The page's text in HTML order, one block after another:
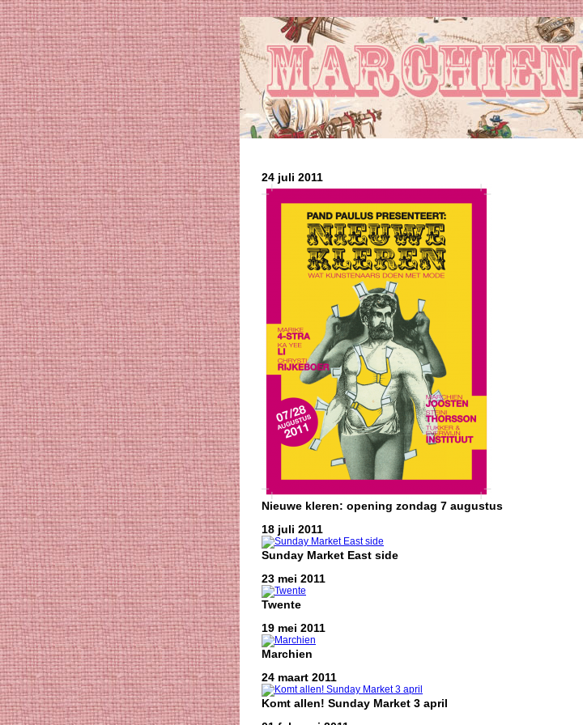
24 juli 2011
Nieuwe kleren: opening zondag 7 augustus
18 juli 2011
Sunday Market East side
23 mei 2011
Twente
19 mei 2011
Marchien
24 maart 2011
Komt allen! Sunday Market 3 april